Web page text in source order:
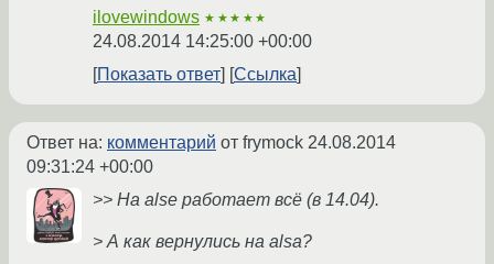
ilovewindows ★★★★★
24.08.2014 14:25:00 +00:00
Показать ответ
Ссылка
Ответ на: комментарий от frymock 24.08.2014
09:31:24 +00:00
>> На alse работает всё (в 14.04).
> А как вернулись на alsa?